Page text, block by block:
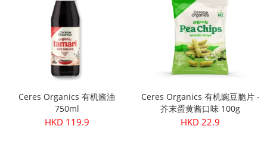
Ceres Organics 有机酱油
750ml
HKD 119.9
Ceres Organics 有机豌豆脆片 -
芥末蛋黄酱口味 100g
HKD 22.9